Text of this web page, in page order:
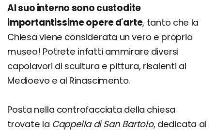
Al suo interno sono custodite
importantissime opere d'arte, tanto che la
Chiesa viene considerata un vero e proprio
museo! Potrete infatti ammirare diversi
capolavori di scultura e pittura, risalenti al
Medioevo e al Rinascimento.
Posta nella controfacciata della chiesa
trovate la Cappella di San Bartolo, dedicata al